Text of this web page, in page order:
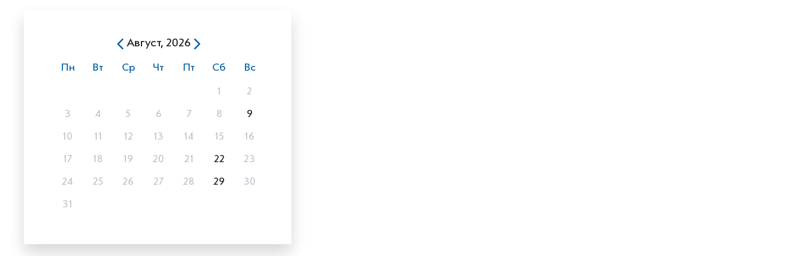
Август, 2026
Пн Вт Ср Чт Пт Сб Вс
1 2
3 4 5 6 7 8 9
10 11 12 13 14 15 16
17 18 19 20 21 22 23
24 25 26 27 28 29 30
31